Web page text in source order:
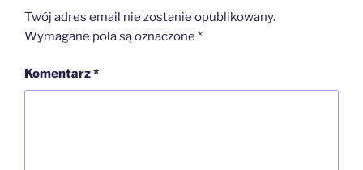
Twój adres email nie zostanie opublikowany.
Wymagane pola są oznaczone *
Komentarz*